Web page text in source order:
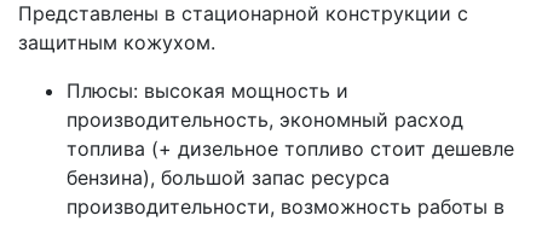
Представлены в стационарной конструкции с
защитным кожухом.
Плюсы: высокая мощность и
производительность, экономный расход
топлива (+ дизельное топливо стоит дешевле
бензина), большой запас ресурса
производительности, возможность работы в